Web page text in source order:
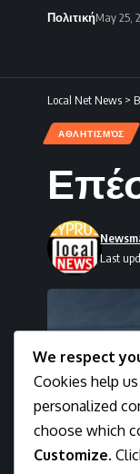
ΠολιτικήMay 25,
Local Net News >
ΑΘΛΗΤΙΣΜΌΣ
Last
We respect
Cookies help
personalized
choose which
Customize.